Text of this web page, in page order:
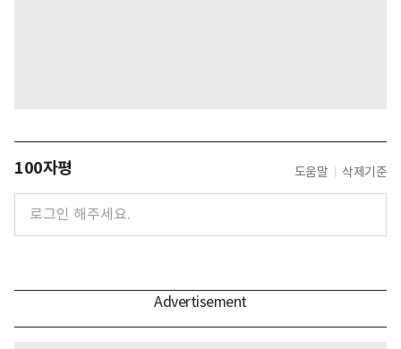
100자평 도움말 삭제기준